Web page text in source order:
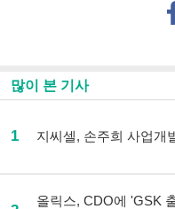
이
많이 본 기사
1 지씨셀, 손주희 사업개
올릭스, CDO에 'GSK